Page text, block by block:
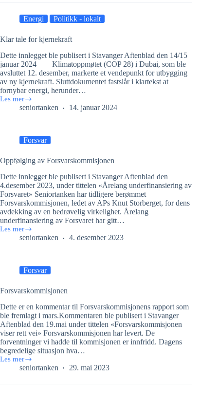
KRONER!
Energi Politikk - lokalt
Klar tale for kjernekraft
Dette innlegget ble publisert i Stavanger Aftenblad den 14/15
januar 2024 Klimatoppmøtet (COP 28) i Dubai, som ble
avsluttet 12. desember, markerte et vendepunkt for utbygging
av ny kjernekraft. Sluttdokumentet fastslår i klartekst at
fornybar energi, herunder…
Les mer
Klar
seniortanken 14. januar 2024
Forsvar
Oppfølging av Forsvarskommisjonen
Dette innlegget ble publisert i Stavanger Aftenblad den
4.desember 2023, under tittelen «Årelang underfinansiering av
Forsvaret» Seniortanken har tidligere berømmet
Forsvarskommisjonen, ledet av APs Knut Storberget, for dens
avdekking av en bedrøvelig virkelighet. Årelang
underfinansiering av Forsvaret har gitt…
Les mer
Oppfølging
seniortanken 4. desember 2023
Forsvar
Forsvarskommisjonen
Dette er en kommentar til Forsvarskommisjonens rapport som
ble fremlagt i mars.Kommentaren ble publisert i Stavanger
Aftenblad den 19.mai under tittelen «Forsvarskommisjonen
viser rett vei» Forsvarskommisjonen har levert. De
forventninger vi hadde til kommisjonen er innfridd. Dagens
begredelige situasjon hva…
Les mer
Forsvarskommisjonen
seniortanken 29. mai 2023